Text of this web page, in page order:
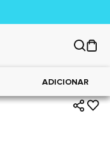
ADICIONAR